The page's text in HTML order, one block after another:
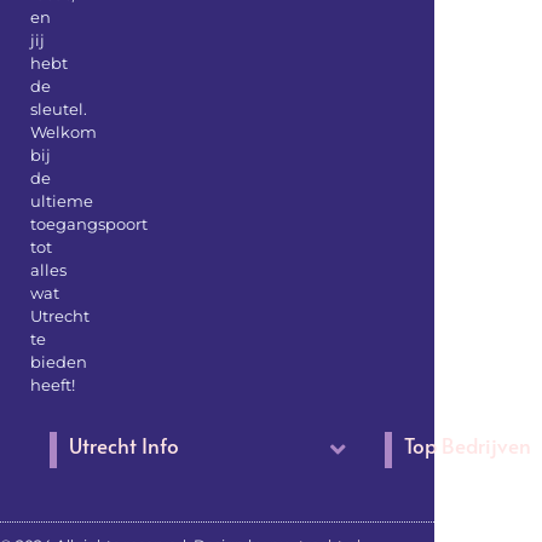
en
jij
hebt
de
sleutel.
Welkom
bij
de
ultieme
toegangspoort
tot
alles
wat
Utrecht
te
bieden
heeft!
Utrecht Info Top Bedrijven